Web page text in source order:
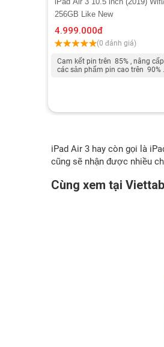
256GB Like New
4.999.000đ
(0 đánh giá)
Cam kết pin trên 85% , nâng
các sản phẩm pin cao trên 90%
iPad Air 3 hay còn gọi là
cũng sẽ nhận được nhiều
Cùng xem tại